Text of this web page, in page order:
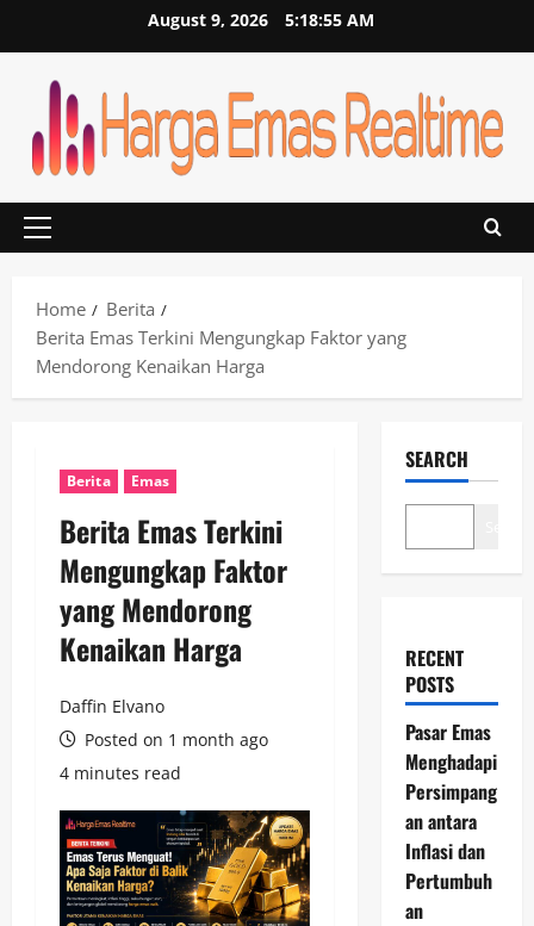
August 9, 2026 5:18:55 AM
Primary
Home
Berita
Berita Emas Terkini Mengungkap Faktor yang
Mendorong Kenaikan Harga
Berita Emas
Berita Emas Terkini
Mengungkap Faktor
yang Mendorong
Kenaikan Harga
Daffin Elvano
Posted on 1 month ago
4 minutes read
SEARCH
RECENT
POSTS
Pasar Emas
Menghadapi
Persimpang
an antara
Inflasi dan
Pertumbuh
an